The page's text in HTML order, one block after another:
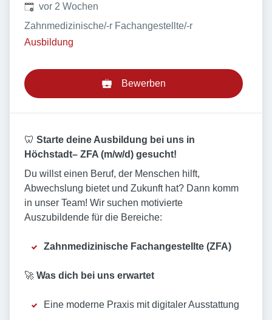
Veröffentlicht:
vor 2 Wochen
Zahnmedizinische/-r Fachangestellte/-r
Ausbildung
Bewerben
🦷 Starte deine Ausbildung bei uns in
Höchstadt– ZFA (m/w/d) gesucht!
Du willst einen Beruf, der Menschen hilft,
Abwechslung bietet und Zukunft hat? Dann komm
in unser Team! Wir suchen motivierte
Auszubildende für die Bereiche:
Zahnmedizinische Fachangestellte (ZFA)
🚀 Was dich bei uns erwartet
Eine moderne Praxis mit digitaler Ausstattung